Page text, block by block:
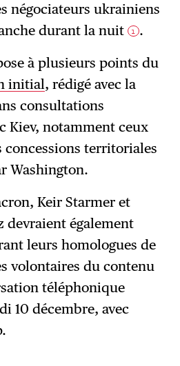
négociateurs ukrainiens
durant la nuit
1 .
à plusieurs points du
initial, rédigé avec la
consultations
Kiev, notamment ceux
concessions territoriales
Washington.
Keir Starmer et
devraient également
leurs homologues de
volontaires du contenu
téléphonique
10 décembre, avec